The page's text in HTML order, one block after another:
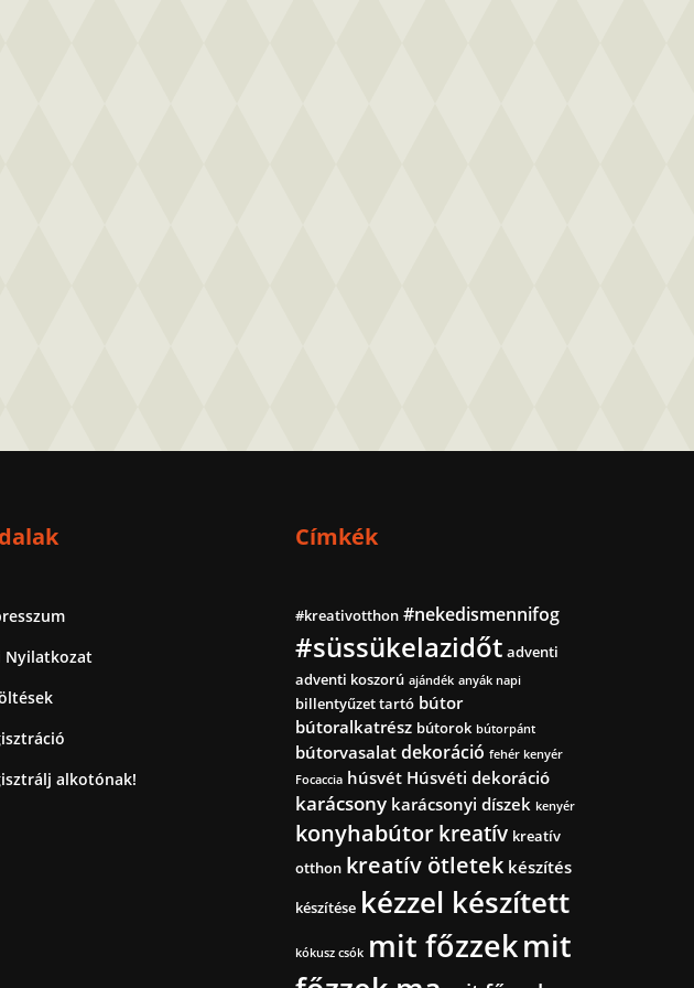
Nyilatkozat
alkotónak!
Címkék
#kreativotthon #nekedismennifog
#süssükelazidőt adventi
adventi koszorú ajándék anyák napi
billentyűzet tartó bútor
bútoralkatrész bútorok bútorpánt
bútorvasalat dekoráció fehér kenyér
Focaccia húsvét Húsvéti dekoráció
karácsony karácsonyi díszek kenyér
konyhabútor kreatív kreatív
otthon kreatív ötletek készítés
készítése kézzel készített
kókusz csók mit főzzekmit